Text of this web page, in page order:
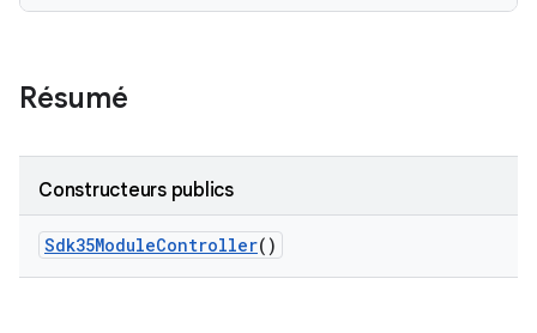
Résumé
Constructeurs publics
Sdk35ModuleController()